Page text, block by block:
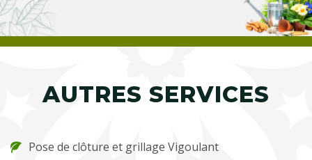
AUTRES SERVICES
Pose de clôture et grillage Vigoulant